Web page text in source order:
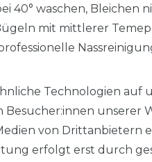
40° waschen, Bleichen
mit mittlerer
Technologien auf
unserer
von
erfolgt erst durch